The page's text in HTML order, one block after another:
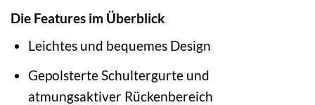
Die Features im Überblick
Leichtes und bequemes Design
Gepolsterte Schultergurte und
atmungsaktiver Rückenbereich